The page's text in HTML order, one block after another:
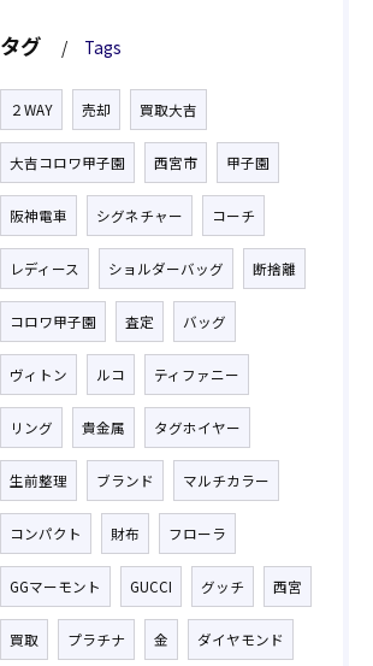
タグ Tags
２WAY 売却 買取大吉
大吉コロワ甲子園 西宮市 甲子園
阪神電車 シグネチャー コーチ
レディース ショルダーバッグ 断捨離
コロワ甲子園 査定 バッグ
ヴィトン ルコ ティファニー
リング 貴金属 タグホイヤー
生前整理 ブランド マルチカラー
コンパクト 財布 フローラ
GGマーモント GUCCI グッチ 西宮
買取 プラチナ 金 ダイヤモンド